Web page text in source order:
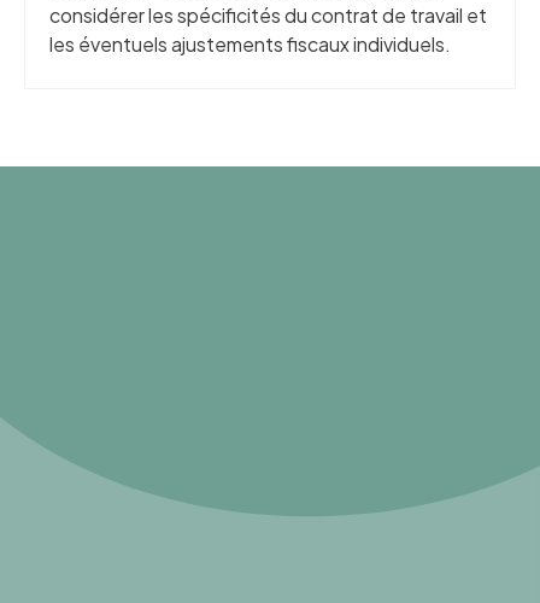
considérer les spécificités du contrat de travail et
les éventuels ajustements fiscaux individuels.